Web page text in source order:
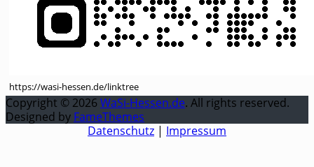
https://wasi-hessen.de/linktree
Copyright © 2026 WaSi-Hessen.de. All rights reserved.
Designed by FameThemes
Datenschutz | Impressum